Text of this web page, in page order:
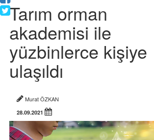
Tarım orman
akademisi ile
yüzbinlerce kişiye
ulaşıldı
Murat ÖZKAN
28.09.2021